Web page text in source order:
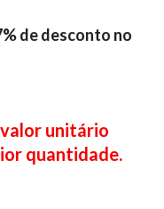
de desconto no
unitário
quantidade.